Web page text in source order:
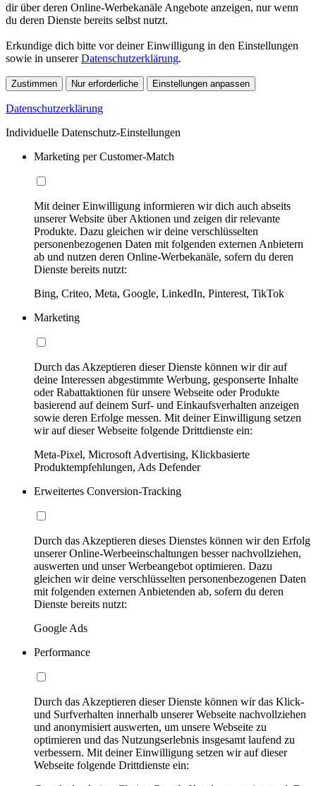
dir über deren Online-Werbekanäle Angebote anzeigen, nur wenn
du deren Dienste bereits selbst nutzt.
Erkundige dich bitte vor deiner Einwilligung in den Einstellungen
sowie in unsererDatenschutzerklärung.
Zustimmen Nur erforderliche Einstellungen anpassen
Datenschutzerklärung
Individuelle Datenschutz-Einstellungen
Marketing per Customer-Match
Mit deiner Einwilligung informieren wir dich auch abseits
unserer Website über Aktionen und zeigen dir relevante
Produkte. Dazu gleichen wir deine verschlüsselten
personenbezogenen Daten mit folgenden externen Anbietern
ab und nutzen deren Online-Werbekanäle, sofern du deren
Dienste bereits nutzt:
Bing, Criteo, Meta, Google, LinkedIn, Pinterest, TikTok
Marketing
Durch das Akzeptieren dieser Dienste können wir dir auf
deine Interessen abgestimmte Werbung, gesponserte Inhalte
oder Rabattaktionen für unsere Webseite oder Produkte
basierend auf deinem Surf- und Einkaufsverhalten anzeigen
sowie deren Erfolge messen. Mit deiner Einwilligung setzen
wir auf dieser Webseite folgende Drittdienste ein:
Meta-Pixel, Microsoft Advertising, Klickbasierte
Produktempfehlungen, Ads Defender
Erweitertes Conversion-Tracking
Durch das Akzeptieren dieses Dienstes können wir den Erfolg
unserer Online-Werbeeinschaltungen besser nachvollziehen,
auswerten und unser Werbeangebot optimieren. Dazu
gleichen wir deine verschlüsselten personenbezogenen Daten
mit folgenden externen Anbietenden ab, sofern du deren
Dienste bereits nutzt:
Google Ads
Performance
Durch das Akzeptieren dieser Dienste können wir das Klick-
und Surfverhalten innerhalb unserer Webseite nachvollziehen
und anonymisiert auswerten, um unsere Webseite zu
optimieren und das Nutzungserlebnis insgesamt laufend zu
verbessern. Mit deiner Einwilligung setzen wir auf dieser
Webseite folgende Drittdienste ein: